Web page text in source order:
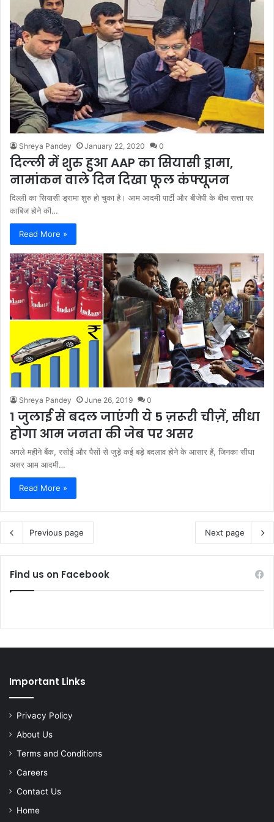
Shreya Pandey January 22, 2020 0
दिल्ली में शुरु हुआ AAP का सियासी ड्रामा,
नामांकन वाले दिन दिखा फूल कंफ्यूजन
दिल्ली का सियासी ड्रामा शुरु हो चुका है। आम आदमी पार्टी और बीजेपी के बीच सत्ता पर
काबिज होने की…
Read More »
Shreya Pandey June 26, 2019 0
1 जुलाई से बदल जाएंगी ये 5 ज़रूरी चीज़ें, सीधा
होगा आम जनता की जेब पर असर
अगले महीने बैंक, रसोई और पैसों से जुड़े कई बड़े बदलाव होने के आसार हैं, जिनका सीधा
असर आम आदमी…
Read More »
Previous page Next page
Find us on Facebook
Important Links
Privacy Policy
About Us
Terms and Conditions
Careers
Contact Us
Home